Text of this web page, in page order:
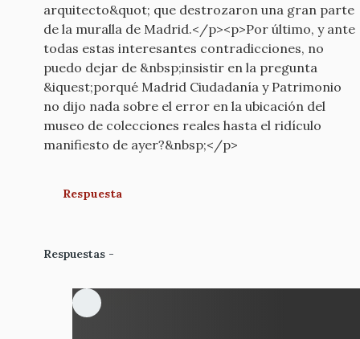
arquitecto&quot; que destrozaron una gran parte
de la muralla de Madrid.</p><p>Por último, y ante
todas estas interesantes contradicciones, no
puedo dejar de &nbsp;insistir en la pregunta
&iquest;porqué Madrid Ciudadanía y Patrimonio
no dijo nada sobre el error en la ubicación del
museo de colecciones reales hasta el ridículo
manifiesto de ayer?&nbsp;</p>
Respuesta
Respuestas